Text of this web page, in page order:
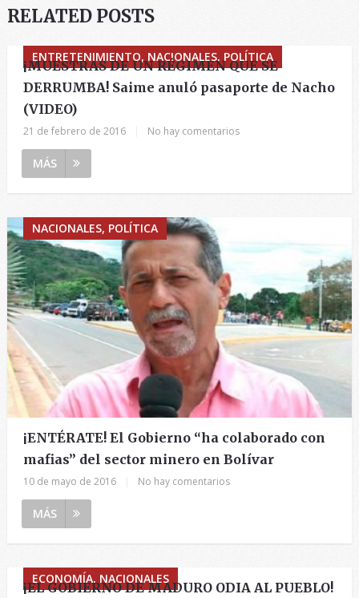
RELATED POSTS
ENTRETENIMIENTO, NACIONALES, POLÍTICA
¡MUESTRAS DE UN RÉGIMEN QUE SE
DERRUMBA! Saime anuló pasaporte de Nacho
(VIDEO)
21 de febrero de 2016 No hay comentarios
MÁS
NACIONALES, POLÍTICA
¡ENTÉRATE! El Gobierno “ha colaborado con
mafias” del sector minero en Bolívar
10 de mayo de 2016 No hay comentarios
MÁS
ECONOMÍA, NACIONALES
¡EL GOBIERNO DE MADURO ODIA AL PUEBLO!